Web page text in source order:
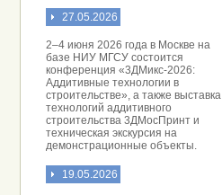
27.05.2026
2–4 июня 2026 года в Москве на
базе НИУ МГСУ состоится
конференция «3ДМикс-2026:
Аддитивные технологии в
строительстве», а также выставка
технологий аддитивного
строительства 3ДМосПринт и
техническая экскурсия на
демонстрационные объекты.
19.05.2026